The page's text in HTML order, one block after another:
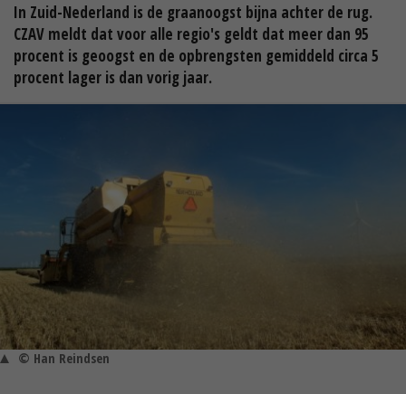
In Zuid-Nederland is de graanoogst bijna achter de rug.
CZAV meldt dat voor alle regio's geldt dat meer dan 95
procent is geoogst en de opbrengsten gemiddeld circa 5
procent lager is dan vorig jaar.
© Han Reindsen